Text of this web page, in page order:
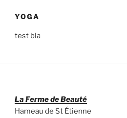
YOGA
test bla
La Ferme de Beauté
Hameau de St Étienne